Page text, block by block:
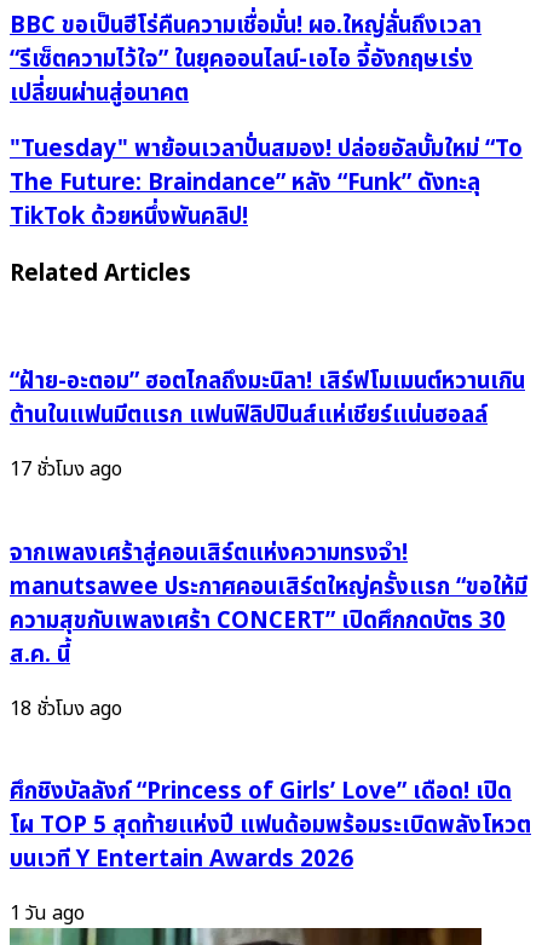
BBC
ขอ
เป็น
ฮีโร่
คืน
ความ
เชื่อ
มั่น!
ลั่น
“รีเซ็ต
ความ
ไว้ใจ”
ใน
เอไอ
อังกฤษ
เร่ง
เปลี่ยน
สู่
BBC ขอเป็นฮีโร่คืนความเชื่อมั่น! ผอ.ใหญ่ลั่นถึงเวลา
“รีเซ็ตความไว้ใจ” ในยุคออนไลน์-เอไอ จี้อังกฤษเร่ง
เปลี่ยนผ่านสู่อนาคต
"Tuesday"
พา
ย้อน
เวลา
ปั่น
สมอง!
ใหม่
“To
Future:
“Funk”
ดัง
ทะลุ
TikTok
ด้วย
หนึ่ง
"Tuesday" พาย้อนเวลาปั่นสมอง! ปล่อยอัลบั้มใหม่ “To
The Future: Braindance” หลัง “Funk” ดังทะลุ
TikTok ด้วยหนึ่งพันคลิป!
Related Articles
“ฝ้าย-อะตอม” ฮอตไกลถึงมะนิลา! เสิร์ฟโมเมนต์หวานเกิน
ต้านในแฟนมีตแรก แฟนฟิลิปปินส์แห่เชียร์แน่นฮอลล์
17 ชั่วโมง ago
จากเพลงเศร้าสู่คอนเสิร์ตแห่งความทรงจำ!
manutsawee ประกาศคอนเสิร์ตใหญ่ครั้งแรก “ขอให้มี
ความสุขกับเพลงเศร้า CONCERT” เปิดศึกกดบัตร 30
ส.ค. นี้
18 ชั่วโมง ago
ศึกชิงบัลลังก์ “Princess of Girls’ Love” เดือด! เปิด
โผ TOP 5 สุดท้ายแห่งปี แฟนด้อมพร้อมระเบิดพลังโหวต
บนเวที Y Entertain Awards 2026
1 วัน ago